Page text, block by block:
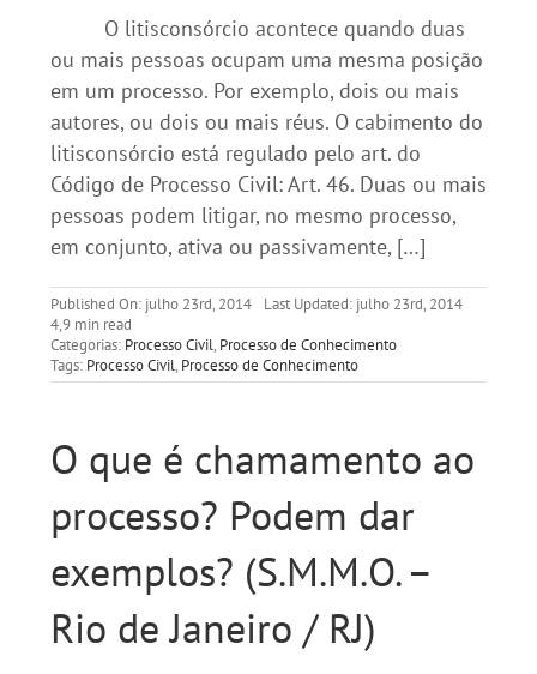
O litisconsórcio acontece quando duas
ou mais pessoas ocupam uma mesma posição
em um processo. Por exemplo, dois ou mais
autores, ou dois ou mais réus. O cabimento do
litisconsórcio está regulado pelo art. do
Código de Processo Civil: Art. 46. Duas ou mais
pessoas podem litigar, no mesmo processo,
em conjunto, ativa ou passivamente, […]
Published On: julho 23rd, 2014
Last Updated: julho 23rd, 2014
4,9 min read
Categorias: Processo Civil, Processo de Conhecimento
Tags: Processo Civil, Processo de Conhecimento
O que é chamamento ao
processo? Podem dar
exemplos? (S.M.M.O. –
Rio de Janeiro / RJ)